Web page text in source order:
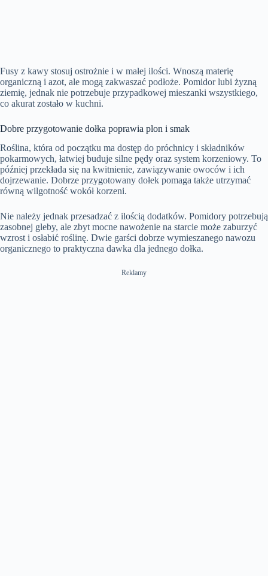
Fusy z kawy stosuj ostrożnie i w małej ilości. Wnoszą materię
organiczną i azot, ale mogą zakwaszać podłoże. Pomidor lubi żyzną
ziemię, jednak nie potrzebuje przypadkowej mieszanki wszystkiego,
co akurat zostało w kuchni.
Dobre przygotowanie dołka poprawia plon i smak
Roślina, która od początku ma dostęp do próchnicy i składników
pokarmowych, łatwiej buduje silne pędy oraz system korzeniowy. To
później przekłada się na kwitnienie, zawiązywanie owoców i ich
dojrzewanie. Dobrze przygotowany dołek pomaga także utrzymać
równą wilgotność wokół korzeni.
Nie należy jednak przesadzać z ilością dodatków. Pomidory potrzebują
zasobnej gleby, ale zbyt mocne nawożenie na starcie może zaburzyć
wzrost i osłabić roślinę. Dwie garści dobrze wymieszanego nawozu
organicznego to praktyczna dawka dla jednego dołka.
Reklamy